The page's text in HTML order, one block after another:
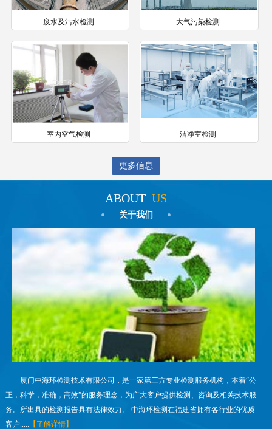
废水及污水检测 大气污染检测
室内空气检测 洁净室检测
更多信息
ABOUT US
关于我们
厦门中海环检测技术有限公司，是一家第三方专业检测服务机构，本着“公
正，科学，准确，高效”的服务理念，为广大客户提供检测、咨询及相关技术服
务。所出具的检测报告具有法律效力。 中海环检测在福建省拥有各行业的优质
客户..... 【了解详情】